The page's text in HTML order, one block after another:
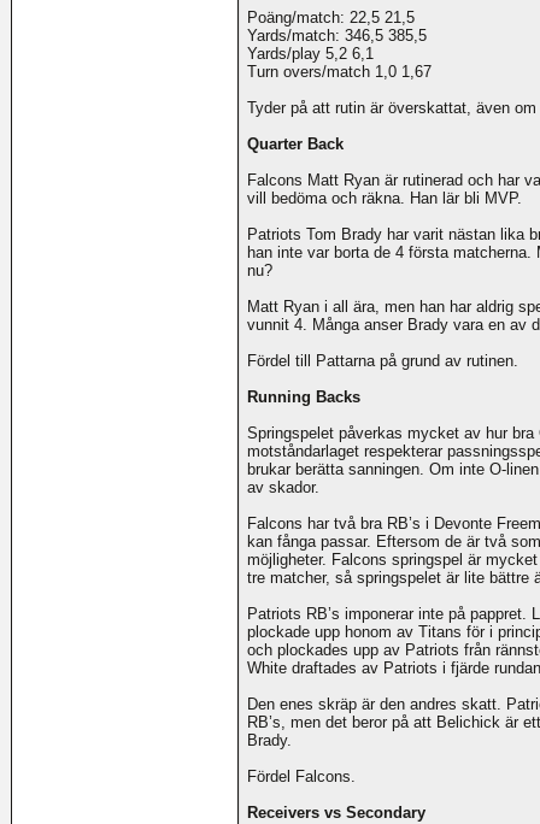
Poäng/match: 22,5 21,5
Yards/match: 346,5 385,5
Yards/play 5,2 6,1
Turn overs/match 1,0 1,67
Tyder på att rutin är överskattat, även
Quarter Back
Falcons Matt Ryan är rutinerad och har
vill bedöma och räkna. Han lär bli MVP.
Patriots Tom Brady har varit nästan lika
han inte var borta de 4 första
nu?
Matt Ryan i all ära, men han har aldrig
vunnit 4. Många anser Brady vara en av
Fördel till Pattarna på grund av rutinen.
Running Backs
Springspelet påverkas mycket av hur
motståndarlaget respekterar
brukar berätta sanningen. Om inte O-
av skador.
Falcons har två bra RB’s i Devonte
kan fånga passar. Eftersom de är två
möjligheter. Falcons springspel är
tre matcher, så springspelet är lite bättre
Patriots RB’s imponerar inte på
plockade upp honom av Titans för i
och plockades upp av Patriots från
White draftades av Patriots i fjärde
Den enes skräp är den andres skatt.
RB’s, men det beror på att Belichick är
Brady.
Fördel Falcons.
Receivers vs Secondary